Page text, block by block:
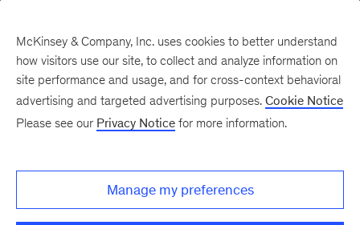
Aktualności
RAPORTY I WYDARZENIA
McKinsey & Company, Inc. uses cookies to better understand
how visitors use our site, to collect and analyze information on
site performance and usage, and for cross-context behavioral
advertising and targeted advertising purposes. Cookie Notice
Please see our Privacy Notice for more information.
Manage my preferences